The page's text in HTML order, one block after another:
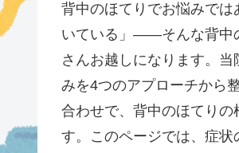
背中のほてりでお悩みで
いている」——そんな背中
さんお越しになります。
みを4つのアプローチから
合わせで、背中のほてり
す。このページでは、症